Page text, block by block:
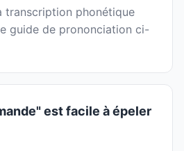
transcription phonétique
guide de prononciation ci-
est facile à épeler